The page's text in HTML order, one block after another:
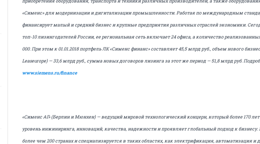
«Сименс» для модернизации и дигитализации промышленности. Работая по международным
финансирует малый и средний бизнес и крупные предприятия различных отраслей экономики.
топ-10 лизингодателей России, ее региональная сеть включает 24 офиса, а количество
000. При этом к 01.01.2018 портфель ЛК «Сименс финанс» составляет 45,5 млрд руб., объем нового
Leaseurope) — 33,6 млрд руб., сумма новых договоров лизинга за этот же период — 51,8 млрд руб.
www.siemens.ru/finance
«Сименс АГ» (Берлин и Мюнхен) — ведущий мировой технологический концерн, который более 170
уровень инжиниринга, инноваций, качества, надежности и проявляет глобальный подход к
более чем 200 странах и специализируется в таких областях, как электрификация, автоматизация